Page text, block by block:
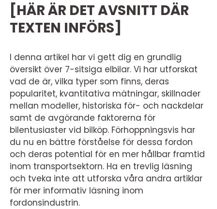
[HÄR ÄR DET AVSNITT DÄR
TEXTEN INFÖRS]
I denna artikel har vi gett dig en grundlig
översikt över 7-sitsiga elbilar. Vi har utforskat
vad de är, vilka typer som finns, deras
popularitet, kvantitativa mätningar, skillnader
mellan modeller, historiska för- och nackdelar
samt de avgörande faktorerna för
bilentusiaster vid bilköp. Förhoppningsvis har
du nu en bättre förståelse för dessa fordon
och deras potential för en mer hållbar framtid
inom transportsektorn. Ha en trevlig läsning
och tveka inte att utforska våra andra artiklar
för mer informativ läsning inom
fordonsindustrin.